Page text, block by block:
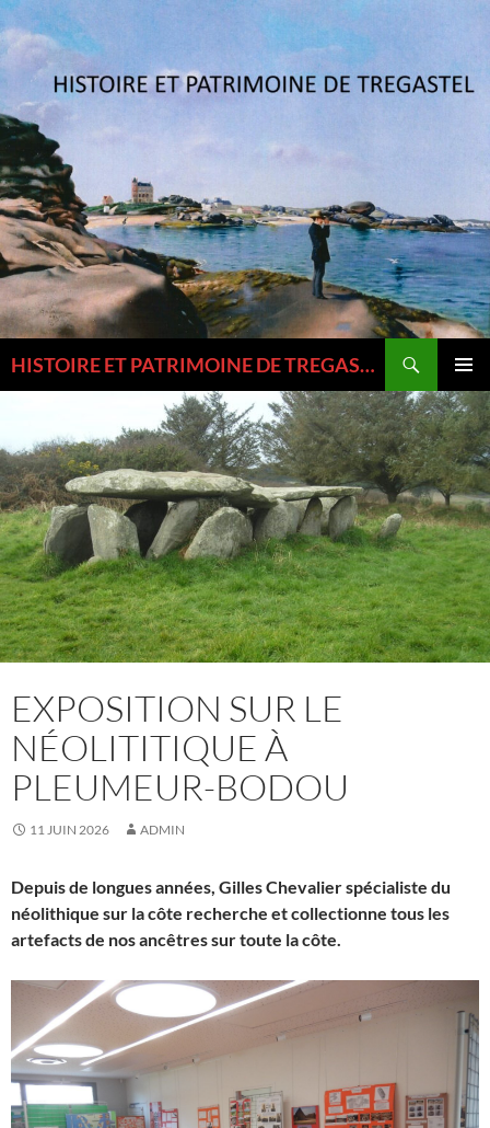
Aller
au
contenu
HISTOIRE ET PATRIMOINE DE TREGASTEL ET DU TREGOR
MENU
EXPOSITION SUR LE
NÉOLITITIQUE À
PLEUMEUR-BODOU
11 JUIN 2026 ADMIN
Depuis de longues années, Gilles Chevalier spécialiste du
néolithique sur la côte recherche et collectionne tous les
artefacts de nos ancêtres sur toute la côte.